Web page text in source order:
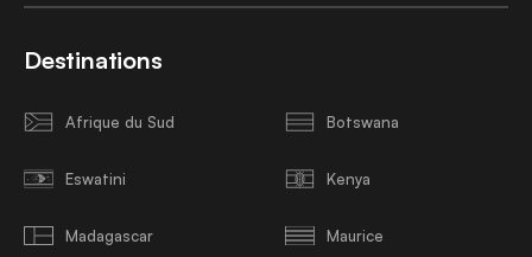
Destinations
Afrique du Sud Botswana
Eswatini Kenya
Madagascar Maurice